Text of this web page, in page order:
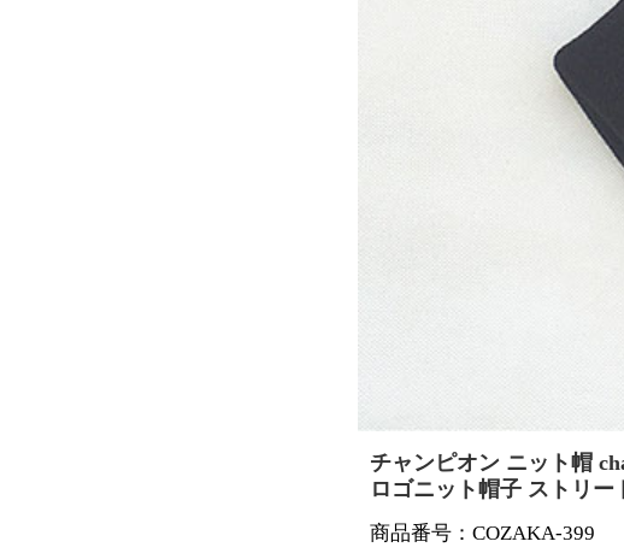
チャンピオン ニット帽
ロゴニット帽子 ストリ
商品番号：COZAKA-399